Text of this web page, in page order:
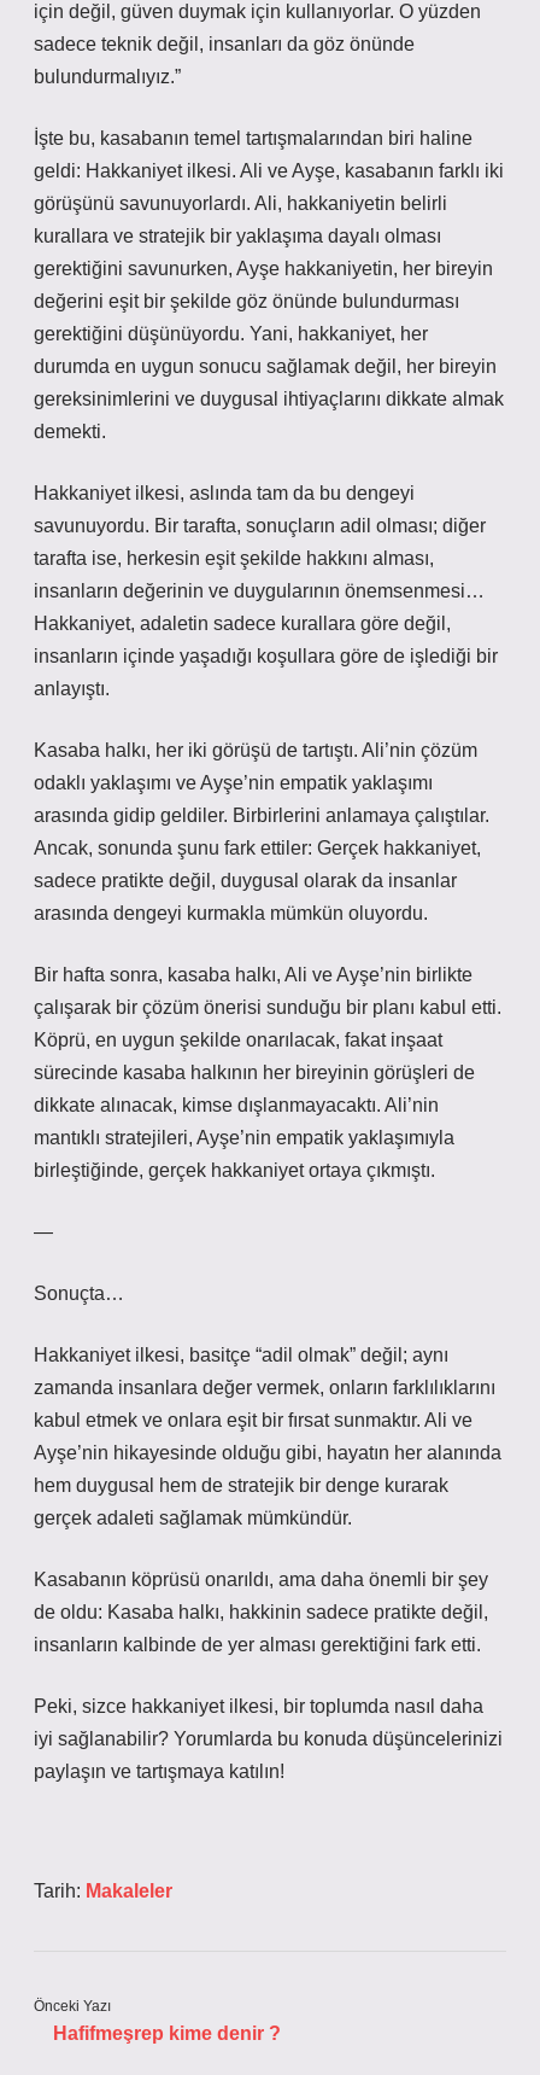
için değil, güven duymak için kullanıyorlar. O yüzden
sadece teknik değil, insanları da göz önünde
bulundurmalıyız.”
İşte bu, kasabanın temel tartışmalarından biri haline
geldi: Hakkaniyet ilkesi. Ali ve Ayşe, kasabanın farklı iki
görüşünü savunuyorlardı. Ali, hakkaniyetin belirli
kurallara ve stratejik bir yaklaşıma dayalı olması
gerektiğini savunurken, Ayşe hakkaniyetin, her bireyin
değerini eşit bir şekilde göz önünde bulundurması
gerektiğini düşünüyordu. Yani, hakkaniyet, her
durumda en uygun sonucu sağlamak değil, her bireyin
gereksinimlerini ve duygusal ihtiyaçlarını dikkate almak
demekti.
Hakkaniyet ilkesi, aslında tam da bu dengeyi
savunuyordu. Bir tarafta, sonuçların adil olması; diğer
tarafta ise, herkesin eşit şekilde hakkını alması,
insanların değerinin ve duygularının önemsenmesi…
Hakkaniyet, adaletin sadece kurallara göre değil,
insanların içinde yaşadığı koşullara göre de işlediği bir
anlayıştı.
Kasaba halkı, her iki görüşü de tartıştı. Ali’nin çözüm
odaklı yaklaşımı ve Ayşe’nin empatik yaklaşımı
arasında gidip geldiler. Birbirlerini anlamaya çalıştılar.
Ancak, sonunda şunu fark ettiler: Gerçek hakkaniyet,
sadece pratikte değil, duygusal olarak da insanlar
arasında dengeyi kurmakla mümkün oluyordu.
Bir hafta sonra, kasaba halkı, Ali ve Ayşe’nin birlikte
çalışarak bir çözüm önerisi sunduğu bir planı kabul etti.
Köprü, en uygun şekilde onarılacak, fakat inşaat
sürecinde kasaba halkının her bireyinin görüşleri de
dikkate alınacak, kimse dışlanmayacaktı. Ali’nin
mantıklı stratejileri, Ayşe’nin empatik yaklaşımıyla
birleştiğinde, gerçek hakkaniyet ortaya çıkmıştı.
—
Sonuçta…
Hakkaniyet ilkesi, basitçe “adil olmak” değil; aynı
zamanda insanlara değer vermek, onların farklılıklarını
kabul etmek ve onlara eşit bir fırsat sunmaktır. Ali ve
Ayşe’nin hikayesinde olduğu gibi, hayatın her alanında
hem duygusal hem de stratejik bir denge kurarak
gerçek adaleti sağlamak mümkündür.
Kasabanın köprüsü onarıldı, ama daha önemli bir şey
de oldu: Kasaba halkı, hakkinin sadece pratikte değil,
insanların kalbinde de yer alması gerektiğini fark etti.
Peki, sizce hakkaniyet ilkesi, bir toplumda nasıl daha
iyi sağlanabilir? Yorumlarda bu konuda düşüncelerinizi
paylaşın ve tartışmaya katılın!
Tarih: Makaleler
Önceki Yazı
Hafifmeşrep kime denir ?